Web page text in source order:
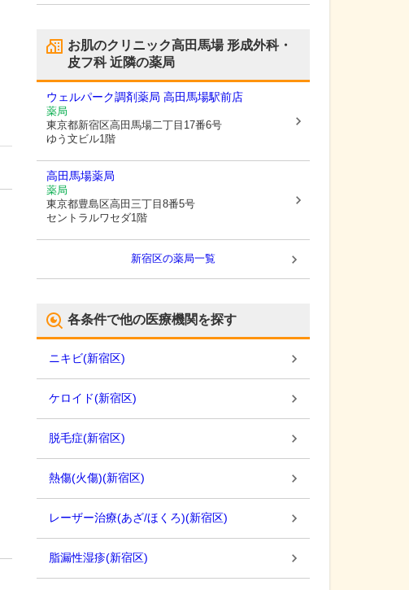
お肌のクリニック高田馬場 形成外科・
皮フ科近隣の薬局
ウェルパーク調剤薬局 高田馬場駅前店
薬局
東京都新宿区高田馬場二丁目17番6号
ゆう文ビル1階
高田馬場薬局
薬局
東京都豊島区高田三丁目8番5号
セントラルワセダ1階
新宿区の薬局一覧
各条件で他の医療機関を探す
ニキビ(新宿区)
ケロイド(新宿区)
脱毛症(新宿区)
熱傷(火傷)(新宿区)
レーザー治療(あざ/ほくろ)(新宿区)
脂漏性湿疹(新宿区)